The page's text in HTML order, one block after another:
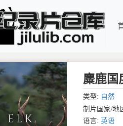
麋鹿国
类型: 自然
制片国家/地
语言: 英语